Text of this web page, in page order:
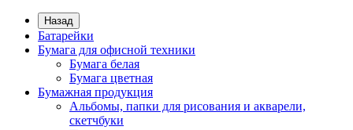
Назад
Батарейки
Бумага для офисной техники
Бумага белая
Бумага цветная
Бумажная продукция
Альбомы, папки для рисования и акварели,
скетчбуки